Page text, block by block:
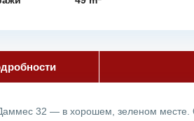
32 — в хорошем, зеленом месте.